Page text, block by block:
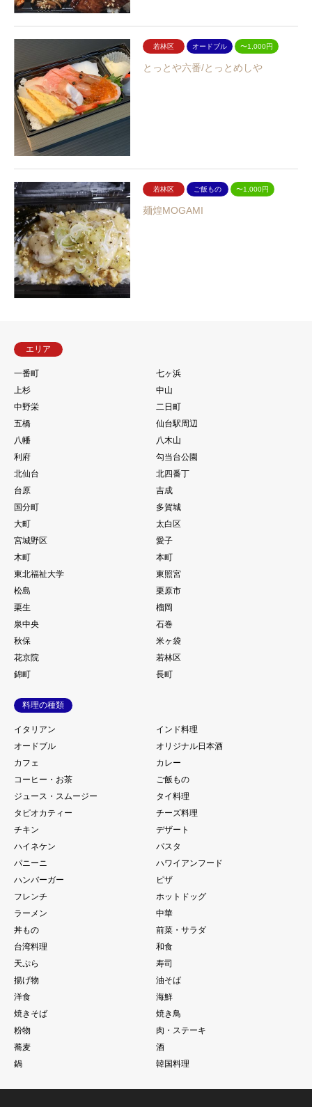
若林区 オードブル 〜1,000円
とっとや六番/とっとめしや
若林区 ご飯もの 〜1,000円
麺煌MOGAMI
エリア
一番町
七ヶ浜
上杉
中山
中野栄
二日町
五橋
仙台駅周辺
八幡
八木山
利府
勾当台公園
北仙台
北四番丁
台原
吉成
国分町
多賀城
大町
太白区
宮城野区
愛子
木町
本町
東北福祉大学
東照宮
松島
栗原市
栗生
榴岡
泉中央
石巻
秋保
米ヶ袋
花京院
若林区
錦町
長町
料理の種類
イタリアン
インド料理
オードブル
オリジナル日本酒
カフェ
カレー
コーヒー・お茶
ご飯もの
ジュース・スムージー
タイ料理
タピオカティー
チーズ料理
チキン
デザート
ハイネケン
パスタ
パニーニ
ハワイアンフード
ハンバーガー
ピザ
フレンチ
ホットドッグ
ラーメン
中華
丼もの
前菜・サラダ
台湾料理
和食
天ぷら
寿司
揚げ物
油そば
洋食
海鮮
焼きそば
焼き鳥
粉物
肉・ステーキ
蕎麦
酒
鍋
韓国料理